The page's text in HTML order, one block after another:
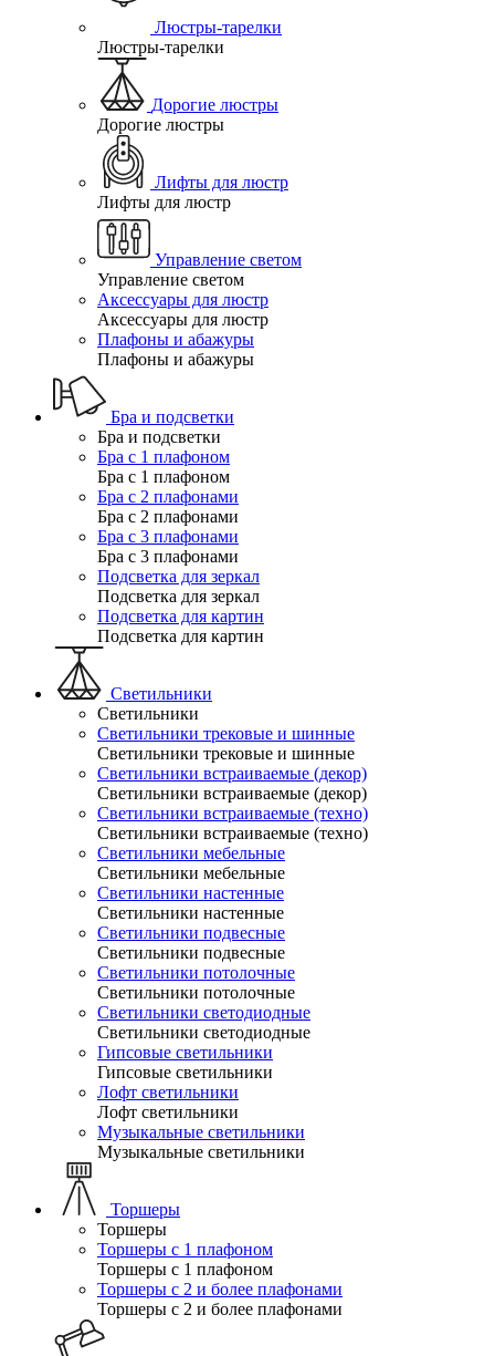
Люстры-тарелки
Люстры-тарелки
Дорогие люстры
Дорогие люстры
Лифты для люстр
Лифты для люстр
Управление светом
Управление светом
Аксессуары для люстр
Аксессуары для люстр
Плафоны и абажуры
Плафоны и абажуры
Бра и подсветки
Бра и подсветки
Бра с 1 плафоном
Бра с 1 плафоном
Бра с 2 плафонами
Бра с 2 плафонами
Бра с 3 плафонами
Бра с 3 плафонами
Подсветка для зеркал
Подсветка для зеркал
Подсветка для картин
Подсветка для картин
Светильники
Светильники
Светильники трековые и шинные
Светильники трековые и шинные
Светильники встраиваемые (декор)
Светильники встраиваемые (декор)
Светильники встраиваемые (техно)
Светильники встраиваемые (техно)
Светильники мебельные
Светильники мебельные
Светильники настенные
Светильники настенные
Светильники подвесные
Светильники подвесные
Светильники потолочные
Светильники потолочные
Светильники светодиодные
Светильники светодиодные
Гипсовые светильники
Гипсовые светильники
Лофт светильники
Лофт светильники
Музыкальные светильники
Музыкальные светильники
Торшеры
Торшеры
Торшеры с 1 плафоном
Торшеры с 1 плафоном
Торшеры с 2 и более плафонами
Торшеры с 2 и более плафонами